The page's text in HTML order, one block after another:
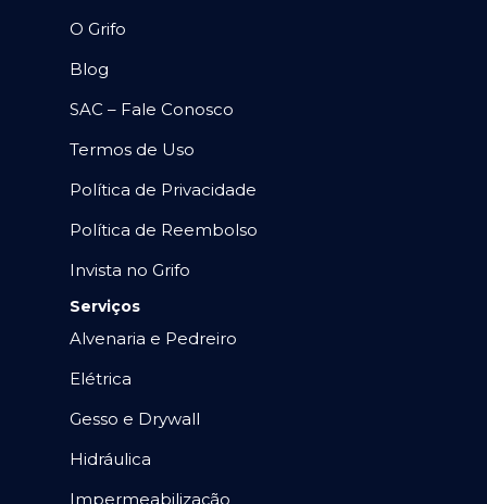
O Grifo
Blog
SAC – Fale Conosco
Termos de Uso
Política de Privacidade
Política de Reembolso
Invista no Grifo
Serviços
Alvenaria e Pedreiro
Elétrica
Gesso e Drywall
Hidráulica
Impermeabilização